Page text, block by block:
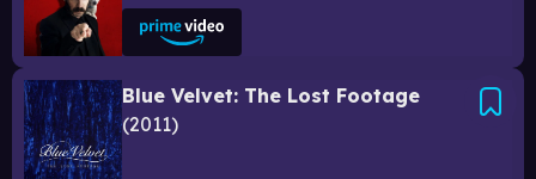
Blue Velvet: The Lost Footage
2011